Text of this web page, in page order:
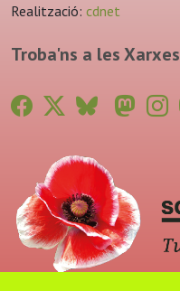
Realització: cdnet
Troba'ns a les Xarxes